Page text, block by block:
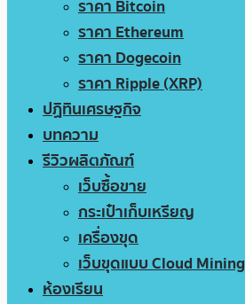
ราคา Bitcoin
ราคา Ethereum
ราคา Dogecoin
ราคา Ripple (XRP)
ปฏิทินเศรษฐกิจ
บทความ
รีวิวผลิตภัณฑ์
เว็บซื้อขาย
กระเป๋าเก็บเหรียญ
เครื่องขุด
เว็บขุดแบบ Cloud Mining
ห้องเรียน